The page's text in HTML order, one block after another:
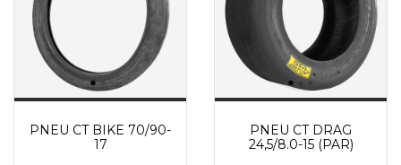
PNEU CT BIKE 70/90-
17
PNEU CT DRAG
24,5/8.0-15 (PAR)